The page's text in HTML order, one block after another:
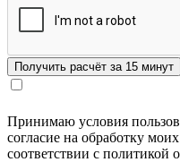
Принимаю условия
согласие на обработку
соответствии с политикой